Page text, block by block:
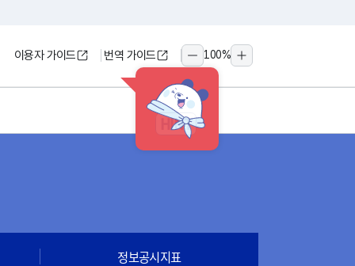
HINT
이용자 가이드 번역 가이드
축소
100%
확대
정보공시지표